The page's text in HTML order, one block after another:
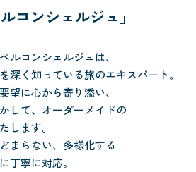
コンシェルジュ」
ルコンシェルジュは、
深く知っている旅のエキスパート。
望に心から寄り添い、
して、オーダーメイドの
します。
まらない、多様化する
丁寧に対応。